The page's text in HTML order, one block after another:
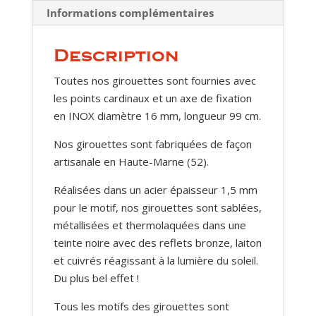
Informations complémentaires
Description
Toutes nos girouettes sont fournies avec
les points cardinaux et un axe de fixation
en INOX diamètre 16 mm, longueur 99 cm.
Nos girouettes sont fabriquées de façon
artisanale en Haute-Marne (52).
Réalisées dans un acier épaisseur 1,5 mm
pour le motif, nos girouettes sont sablées,
métallisées et thermolaquées dans une
teinte noire avec des reflets bronze, laiton
et cuivrés réagissant à la lumière du soleil.
Du plus bel effet !
Tous les motifs des girouettes sont